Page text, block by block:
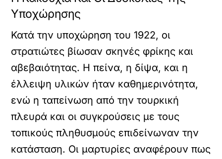
Υποχώρησης
Κατά την υποχώρηση του 1922, οι
στρατιώτες βίωσαν σκηνές φρίκης και
αβεβαιότητας. Η πείνα, η δίψα, και η
έλλειψη υλικών ήταν καθημερινότητα,
ενώ η ταπείνωση από την τουρκική
πλευρά και οι συγκρούσεις με τους
τοπικούς πληθυσμούς επιδείνωναν την
κατάσταση. Οι μαρτυρίες αναφέρουν πως